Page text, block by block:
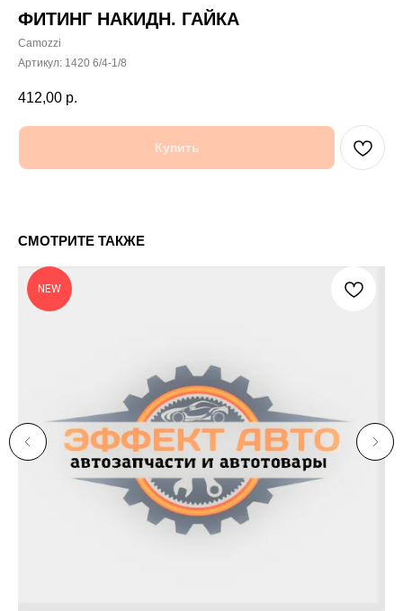
ФИТИНГ НАКИДН. ГАЙКА
Camozzi
Артикул: 1420 6/4-1/8
412,00 р.
Купить
СМОТРИТЕ ТАКЖЕ
NEW